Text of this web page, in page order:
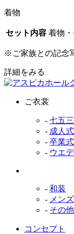
着物
セット内容 着物
※ご家族との記念
詳細をみる
ご衣裳
- 七五三
- 成人
- 卒業
- ウエ
- 和装
- メンズ
- その
コンセプト